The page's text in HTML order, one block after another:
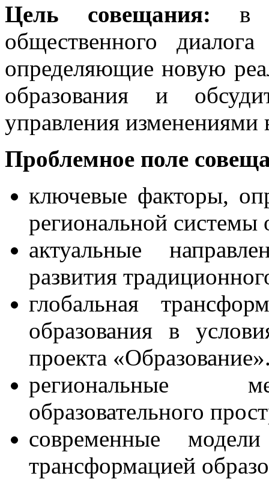
Цель совещания: в
общественного
определяющие новую
образования и
управления
Проблемное поле
ключевые факторы,
региональной системы
актуальные
развития
глобальная
образования в
проекта
региональные
образовательного
современные
трансформацией